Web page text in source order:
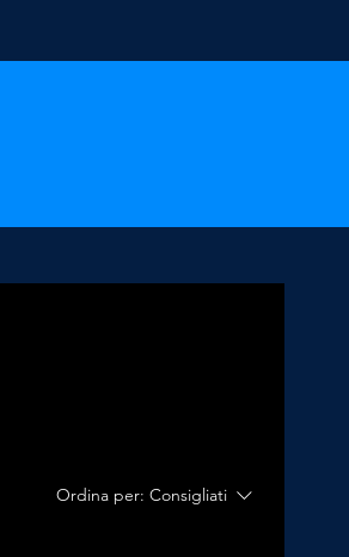
Ordina per: Consigliati